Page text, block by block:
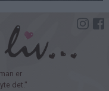
er
det."